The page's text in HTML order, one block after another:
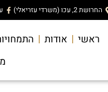
החרושת 2, עכו (משרדי עזריאלי)
ראשי אודות